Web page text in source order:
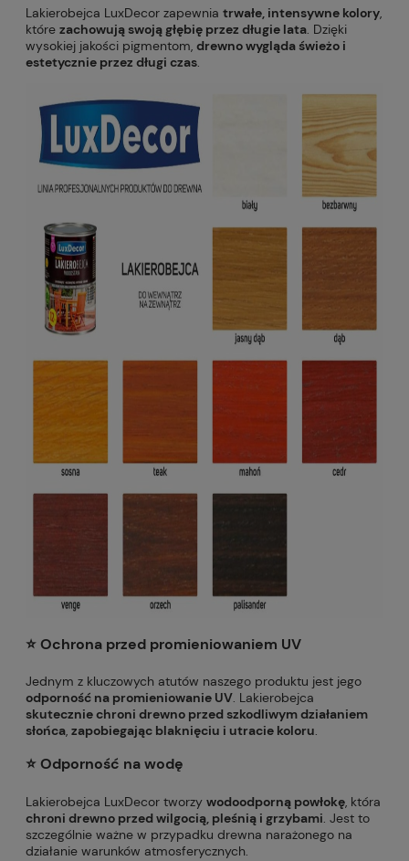
Lakierobejca LuxDecor zapewnia trwałe, intensywne kolory,
które zachowują swoją głębię przez długie lata. Dzięki
wysokiej jakości pigmentom, drewno wygląda świeżo i
estetycznie przez długi czas.
⭐️ Ochrona przed promieniowaniem UV
Jednym z kluczowych atutów naszego produktu jest jego
odporność na promieniowanie UV. Lakierobejca
skutecznie chroni drewno przed szkodliwym działaniem
słońca, zapobiegając blaknięciu i utracie koloru.
⭐️ Odporność na wodę
Lakierobejca LuxDecor tworzy wodoodporną powłokę, która
chroni drewno przed wilgocią, pleśnią i grzybami. Jest to
szczególnie ważne w przypadku drewna narażonego na
działanie warunków atmosferycznych.